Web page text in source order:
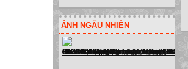
ẢNH NGẪU NHIÊN